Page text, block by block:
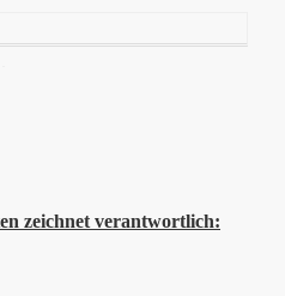
zeichnet verantwortlich: